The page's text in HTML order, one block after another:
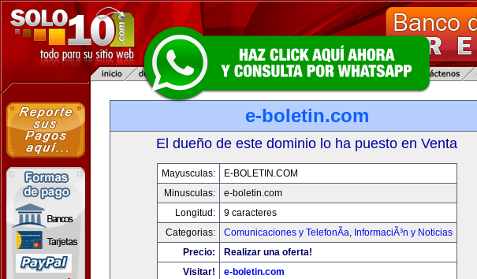
e-boletin.com
El dueño de este dominio lo ha puesto en Venta
Mayusculas:
E-BOLETIN.COM
Minusculas:
e-boletin.com
Longitud:
9 caracteres
Categorias:
Comunicaciones y TelefonÃ­a, InformaciÃ³n y Noticias
Precio:
Realizar una oferta!
Visitar!
e-boletin.com